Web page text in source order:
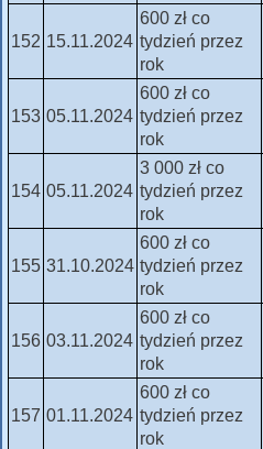
152 15.11.2024
600 zł co
tydzień przez
rok
153 05.11.2024
600 zł co
tydzień przez
rok
154 05.11.2024
3 000 zł co
tydzień przez
rok
155 31.10.2024
600 zł co
tydzień przez
rok
156 03.11.2024
600 zł co
tydzień przez
rok
157 01.11.2024
600 zł co
tydzień przez
rok